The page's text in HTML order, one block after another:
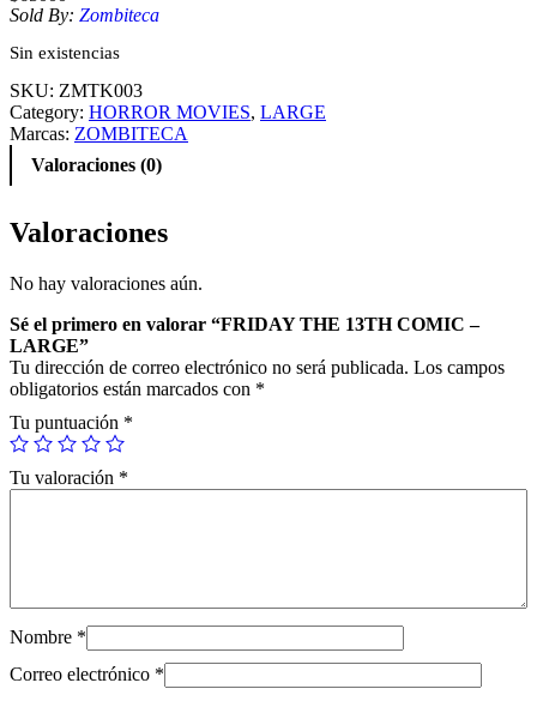
Sold By: Zombiteca
Sin existencias
SKU: ZMTK003
Category: HORROR MOVIES, LARGE
Marcas: ZOMBITECA
Valoraciones (0)
Valoraciones
No hay valoraciones aún.
Sé el primero en valorar “FRIDAY THE 13TH COMIC –
LARGE”
Tu dirección de correo electrónico no será publicada. Los campos
obligatorios están marcados con *
Tu puntuación *
Tu valoración *
Nombre *
Correo electrónico *